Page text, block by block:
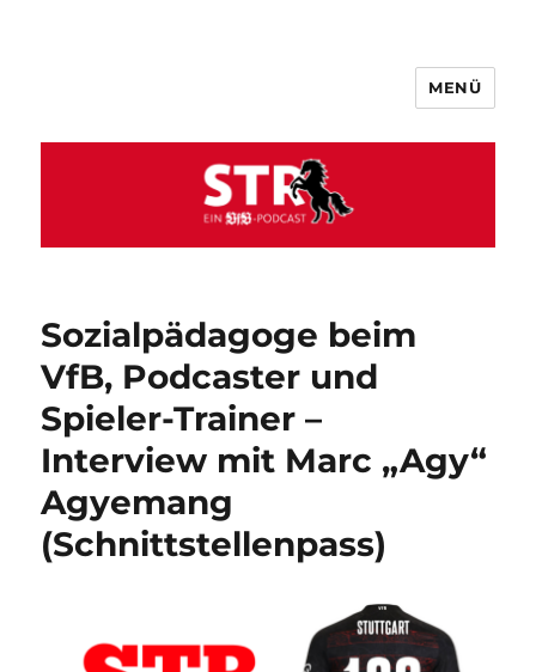
MENÜ
Sozialpädagoge beim
VfB, Podcaster und
Spieler-Trainer –
Interview mit Marc „Agy“
Agyemang
(Schnittstellenpass)